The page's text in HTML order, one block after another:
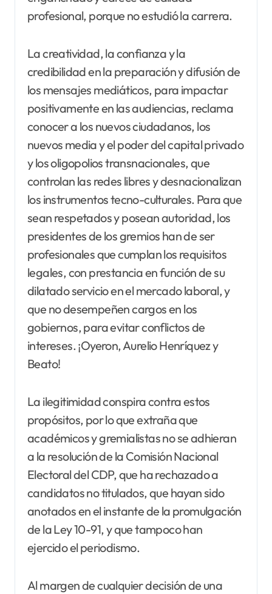
profesional, porque no estudió la carrera.
La creatividad, la confianza y la
credibilidad en la preparación y difusión de
los mensajes mediáticos, para impactar
positivamente en las audiencias, reclama
conocer a los nuevos ciudadanos, los
nuevos media y el poder del capital privado
y los oligopolios transnacionales, que
controlan las redes libres y desnacionalizan
los instrumentos tecno-culturales. Para que
sean respetados y posean autoridad, los
presidentes de los gremios han de ser
profesionales que cumplan los requisitos
legales, con prestancia en función de su
dilatado servicio en el mercado laboral, y
que no desempeñen cargos en los
gobiernos, para evitar conflictos de
intereses. ¡Oyeron, Aurelio Henríquez y
Beato!
La ilegitimidad conspira contra estos
propósitos, por lo que extraña que
académicos y gremialistas no se adhieran
a la resolución de la Comisión Nacional
Electoral del CDP, que ha rechazado a
candidatos no titulados, que hayan sido
anotados en el instante de la promulgación
de la Ley 10-91, y que tampoco han
ejercido el periodismo.
Al margen de cualquier decisión de una